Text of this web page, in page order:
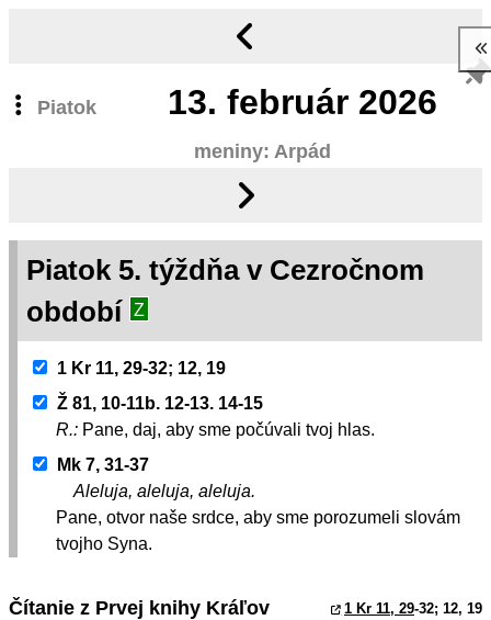
Piatok 13. február 2026
meniny: Arpád
Piatok 5. týždňa v Cezročnom
období
Z
1 Kr 11, 29-32; 12, 19
Ž 81, 10-11b. 12-13. 14-15
R.: Pane, daj, aby sme počúvali tvoj hlas.
Mk 7, 31-37
Aleluja, aleluja, aleluja.
Pane, otvor naše srdce, aby sme porozumeli slovám
tvojho Syna.
Čítanie z Prvej knihy Kráľov 1 Kr 11, 29-32; 12, 19